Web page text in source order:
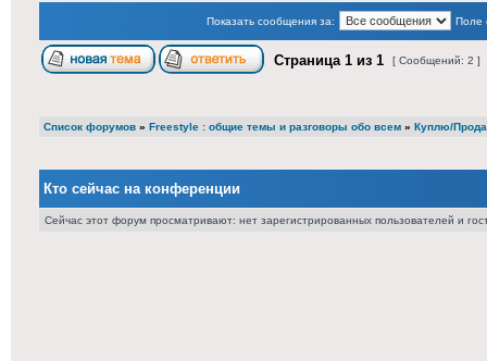
Показать сообщения за: Поле
Страница 1 из 1 [ Сообщений: 2 ]
Список форумов » Freestyle : общие темы и разговоры обо всем » Куплю/
Кто сейчас на конференции
Сейчас этот форум просматривают: нет зарегистрированных пользователей и